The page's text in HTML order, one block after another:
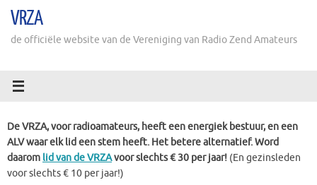
naarVRZA
de officiële website van de Vereniging van Radio Zend Amateurs
De VRZA, voor radioamateurs, heeft een energiek bestuur, en een
ALV waar elk lid een stem heeft. Het betere alternatief. Word
daarom lid van de VRZAvoor slechts € 30 per jaar! (En gezinsleden
voor slechts € 10 per jaar!)